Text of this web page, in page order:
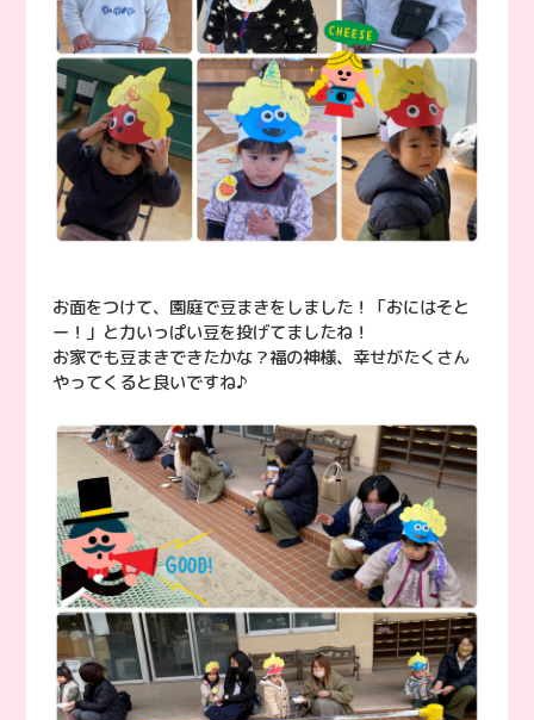
お面をつけて、園庭で豆まきをしました！「おにはそと
ー！」と力いっぱい豆を投げてましたね！
お家でも豆まきできたかな？福の神様、幸せがたくさん
やってくると良いですね♪